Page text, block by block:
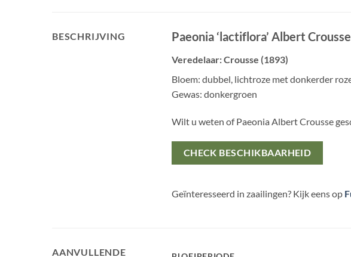
BESCHRIJVING Paeonia ‘lactiflora’ Albert Crousse
Veredelaar: Crousse (1893)
Bloem: dubbel, lichtroze met donkerder
Gewas: donkergroen
Wilt u weten of Paeonia Albert Crousse
CHECK BESCHIKBAARHEID
Geïnteresseerd in zaailingen? Kijk eens op
AANVULLENDE